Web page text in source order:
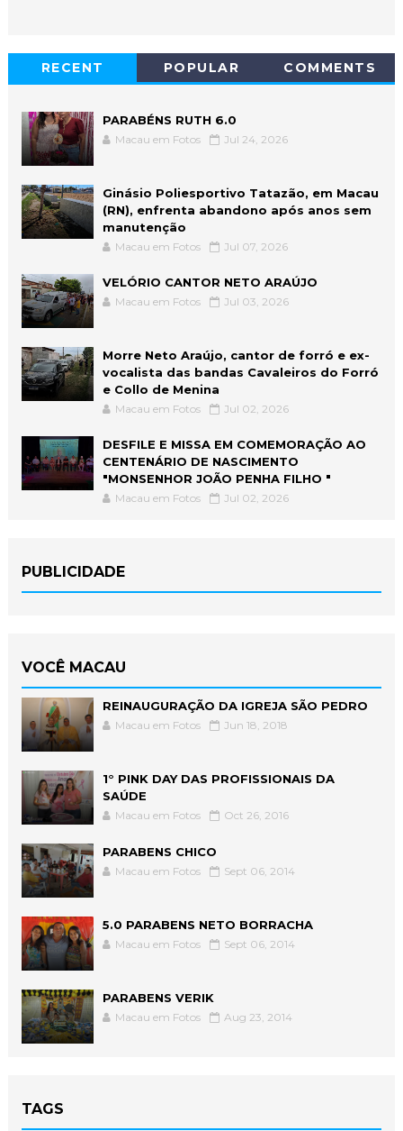
RECENT POPULAR COMMENTS
PARABÉNS RUTH 6.0
Macau em Fotos Jul 24, 2026
Ginásio Poliesportivo Tatazão, em Macau
(RN), enfrenta abandono após anos sem
manutenção
Macau em Fotos Jul 07, 2026
VELÓRIO CANTOR NETO ARAÚJO
Macau em Fotos Jul 03, 2026
Morre Neto Araújo, cantor de forró e ex-
vocalista das bandas Cavaleiros do Forró
e Collo de Menina
Macau em Fotos Jul 02, 2026
DESFILE E MISSA EM COMEMORAÇÃO AO
CENTENÁRIO DE NASCIMENTO
"MONSENHOR JOÃO PENHA FILHO "
Macau em Fotos Jul 02, 2026
PUBLICIDADE
VOCÊ MACAU
REINAUGURAÇÃO DA IGREJA SÃO PEDRO
Macau em Fotos Jun 18, 2018
1° PINK DAY DAS PROFISSIONAIS DA
SAÚDE
Macau em Fotos Oct 26, 2016
PARABENS CHICO
Macau em Fotos Sept 06, 2014
5.0 PARABENS NETO BORRACHA
Macau em Fotos Sept 06, 2014
PARABENS VERIK
Macau em Fotos Aug 23, 2014
TAGS